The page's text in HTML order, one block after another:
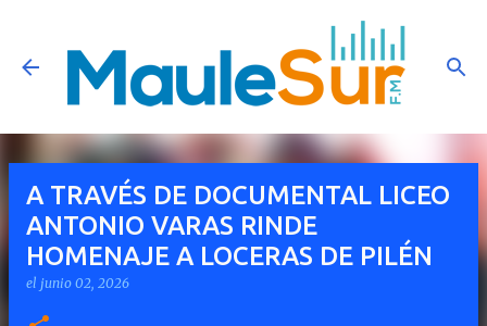
Ir al contenido principal
A TRAVÉS DE DOCUMENTAL LICEO
ANTONIO VARAS RINDE
HOMENAJE A LOCERAS DE PILÉN
el junio 02, 2026